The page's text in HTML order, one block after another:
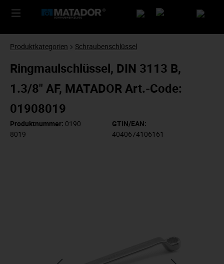
Produktkategorien Schraubenschlüssel
Ringmaulschlüssel, DIN 3113 B,
1.3/8" AF, MATADOR Art.-Code:
01908019
Produktnummer: 0190
8019
GTIN/EAN:
4040674106161